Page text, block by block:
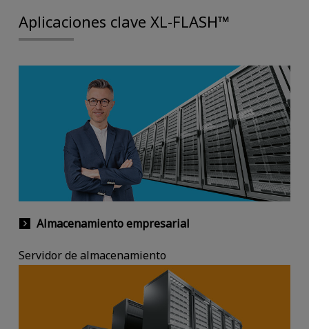
Aplicaciones clave XL-FLASH™
Almacenamiento empresarial
Servidor de almacenamiento